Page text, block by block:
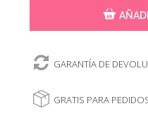
GARANTÍA DE
GRATIS PARA